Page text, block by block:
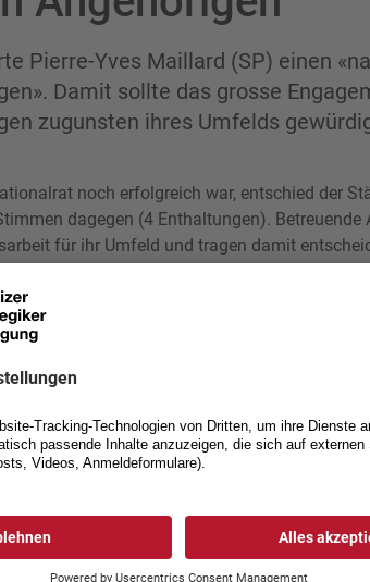
Pierre-Yves Maillard (SP) einen
Damit sollte das grosse
zugunsten ihres Umfelds
noch erfolgreich war, entschied der
dagegen (4 Enthaltungen). Betreuende
für ihr Umfeld und tragen damit
betreuten Personen bei. In den
Bern wird der Tag wenigstens auf kantonaler
NÜTZLICHE LINKS